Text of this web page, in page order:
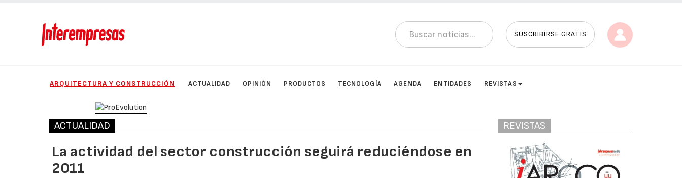
SUSCRIBIRSE GRATIS
ARQUITECTURA Y CONSTRUCCIÓN ACTUALIDAD OPINIÓN PRODUCTOS TECNOLOGÍA AGENDA ENTIDADES REVISTAS
ACTUALIDAD
La actividad del sector construcción seguirá reduciéndose en
2011
REVISTAS